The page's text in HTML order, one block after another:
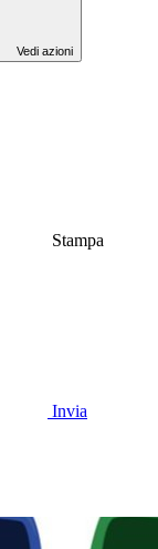
Vedi azioni
Stampa
Invia